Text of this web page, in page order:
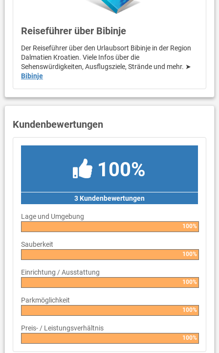
Reiseführer über Bibinje
Der Reiseführer über den Urlaubsort Bibinje in der Region
Dalmatien Kroatien. Viele Infos über die
Sehenswürdigkeiten, Ausflugsziele, Strände und mehr. ➤
Bibinje
Kundenbewertungen
100%
3 Kundenbewertungen
Lage und Umgebung
100%
Sauberkeit
100%
Einrichtung / Ausstattung
100%
Parkmöglichkeit
100%
Preis- / Leistungsverhältnis
100%